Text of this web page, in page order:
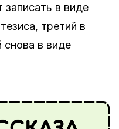
в виде
третий в
снова в виде